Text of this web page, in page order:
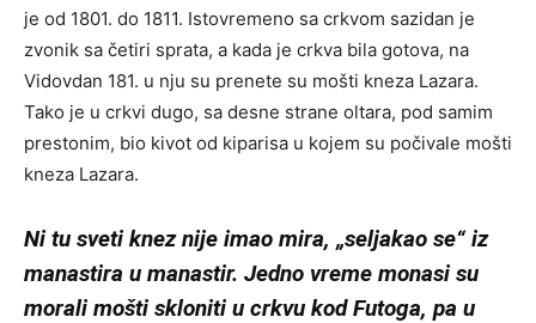
je od 1801. do 1811. Istovremeno sa crkvom sazidan je
zvonik sa četiri sprata, a kada je crkva bila gotova, na
Vidovdan 181. u nju su prenete su mošti kneza Lazara.
Tako je u crkvi dugo, sa desne strane oltara, pod samim
prestonim, bio kivot od kiparisa u kojem su počivale mošti
kneza Lazara.
Ni tu sveti knez nije imao mira, „seljakao se“ iz
manastira u manastir. Jedno vreme monasi su
morali mošti skloniti u crkvu kod Futoga, pa u